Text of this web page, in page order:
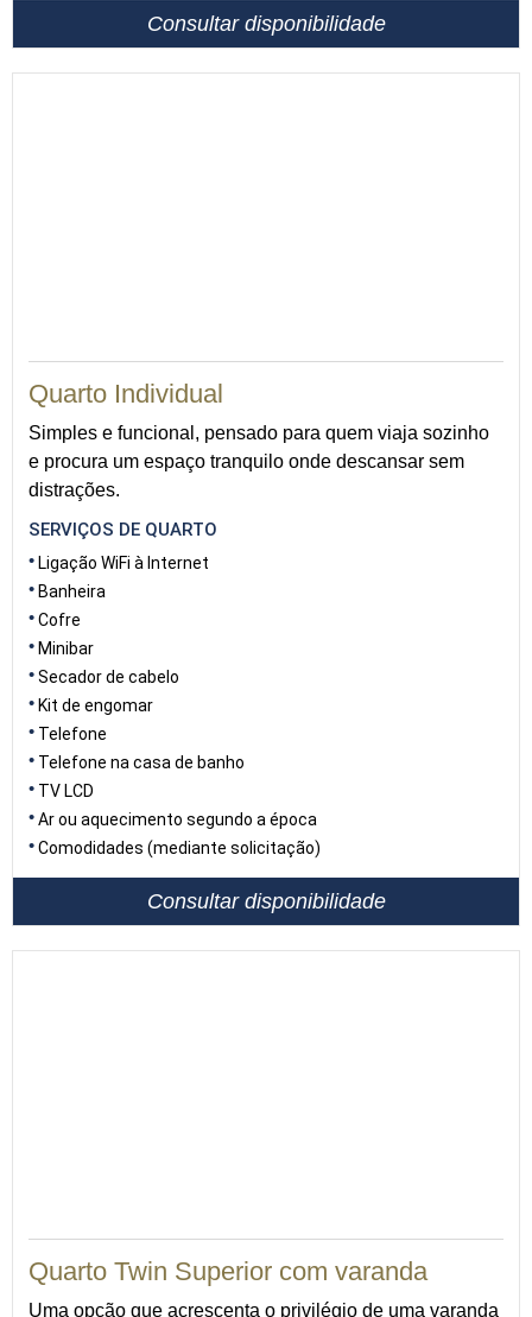
Consultar disponibilidade
Quarto Individual
Simples e funcional, pensado para quem viaja sozinho
e procura um espaço tranquilo onde descansar sem
distrações.
SERVIÇOS DE QUARTO
Ligação WiFi à Internet
Banheira
Cofre
Minibar
Secador de cabelo
Kit de engomar
Telefone
Telefone na casa de banho
TV LCD
Ar ou aquecimento segundo a época
Comodidades (mediante solicitação)
Consultar disponibilidade
Quarto Twin Superior com varanda
Uma opção que acrescenta o privilégio de uma varanda